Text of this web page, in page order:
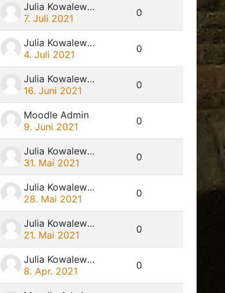
Julia Kowalewski
7. Juli 2021
0
Julia Kowalewski
4. Juli 2021
0
Julia Kowalewski
16. Juni 2021
0
Moodle Admin
9. Juni 2021
0
Julia Kowalewski
31. Mai 2021
0
Julia Kowalewski
28. Mai 2021
0
Julia Kowalewski
21. Mai 2021
0
Julia Kowalewski
8. Apr. 2021
0